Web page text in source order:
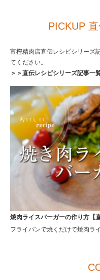
PICKUP
富樫精肉店直伝レシピシリーズ
てください。
＞＞直伝レシピシリーズ記事一
焼肉ライスバーガーの作り方【
フライパンで焼くだけで焼肉ラ